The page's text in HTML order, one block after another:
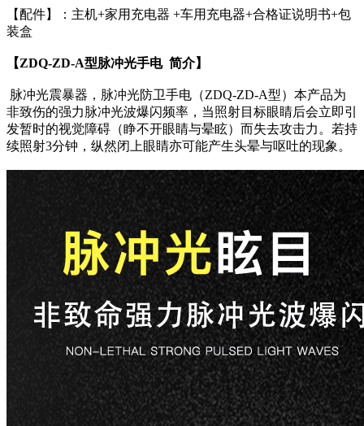
【配件】：主机+家用充电器 +车用充电器+合格证说明书+包
装盒
【ZDQ-ZD-A型脉冲光手电 简介】
脉冲光震暴器，脉冲光防卫手电（ZDQ-ZD-A型）本产品为
非致伤的强力脉冲光波爆闪频率，当照射目标眼睛后会立即引
发暂时的视觉障碍（睁不开眼睛与晕眩）而失去攻击力。若持
续照射3分钟，纵然闭上眼睛亦可能产生头晕与呕吐的现象。